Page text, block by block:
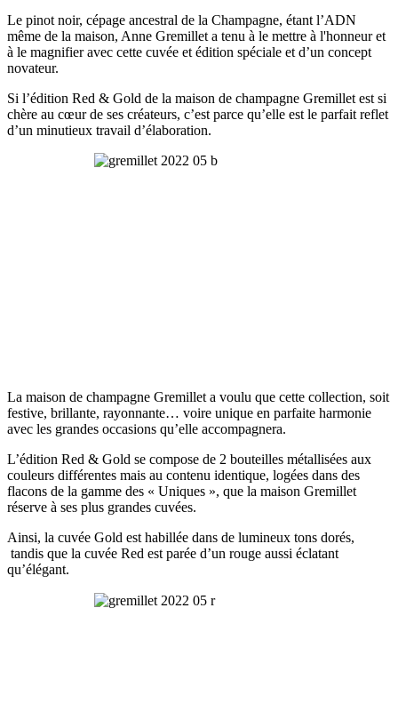
Le pinot noir, cépage ancestral de la Champagne, étant l’ADN
même de la maison, Anne Gremillet a tenu à le mettre à l'honneur et
à le magnifier avec cette cuvée et édition spéciale et d’un concept
novateur.
Si l’édition Red & Gold de la maison de champagne Gremillet est si
chère au cœur de ses créateurs, c’est parce qu’elle est le parfait reflet
d’un minutieux travail d’élaboration.
La maison de champagne Gremillet a voulu que cette collection, soit
festive, brillante, rayonnante… voire unique en parfaite harmonie
avec les grandes occasions qu’elle accompagnera.
L’édition Red & Gold se compose de 2 bouteilles métallisées aux
couleurs différentes mais au contenu identique, logées dans des
flacons de la gamme des « Uniques », que la maison Gremillet
réserve à ses plus grandes cuvées.
Ainsi, la cuvée Gold est habillée dans de lumineux tons dorés,
tandis que la cuvée Red est parée d’un rouge aussi éclatant
qu’élégant.